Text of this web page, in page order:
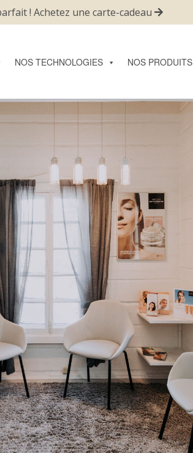
! Achetez une carte-cadeau
NOS TECHNOLOGIES NOS PRODUITS